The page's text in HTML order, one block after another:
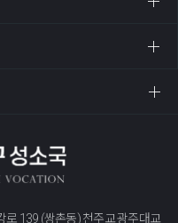
139 (쌍촌동) 천주교 광주대교